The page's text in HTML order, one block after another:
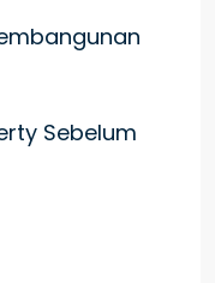
Sebelum